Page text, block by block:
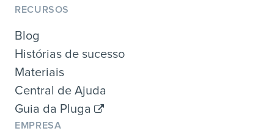
RECURSOS
Blog
Histórias de sucesso
Materiais
Central de Ajuda
Guia da Pluga
EMPRESA